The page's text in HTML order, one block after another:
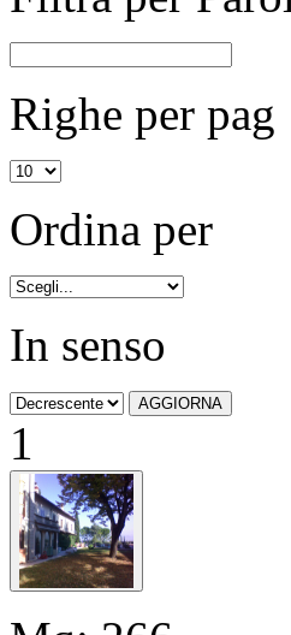
Righe per pag
Ordina per
In senso
1